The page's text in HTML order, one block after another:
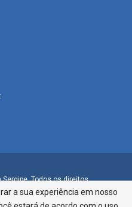
Todos os direitos
a sua experiência em nosso